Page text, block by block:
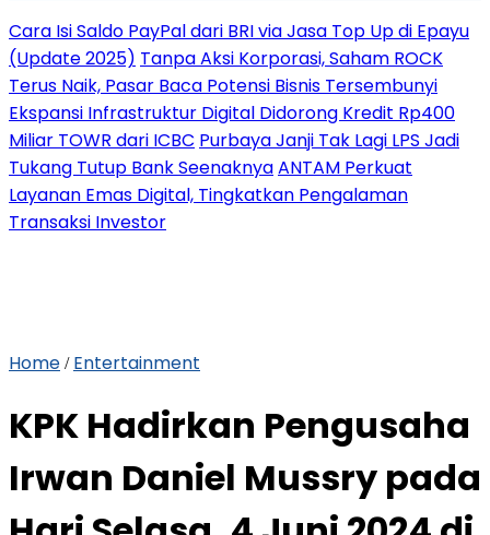
Cara Isi Saldo PayPal dari BRI via Jasa Top Up di Epayu
(Update 2025) Tanpa Aksi Korporasi, Saham ROCK
Terus Naik, Pasar Baca Potensi Bisnis Tersembunyi
Ekspansi Infrastruktur Digital Didorong Kredit Rp400
Miliar TOWR dari ICBC Purbaya Janji Tak Lagi LPS Jadi
Tukang Tutup Bank SeenaknyaANTAM Perkuat
Layanan Emas Digital, Tingkatkan Pengalaman
Transaksi Investor
Home / Entertainment
KPK Hadirkan Pengusaha
Irwan Daniel Mussry pada